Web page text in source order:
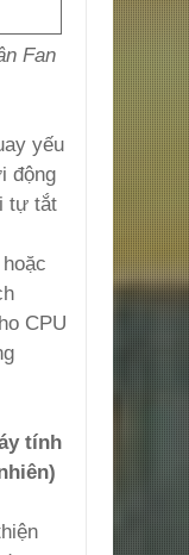
Fan
yếu
động
tự tắt
CPU
tính